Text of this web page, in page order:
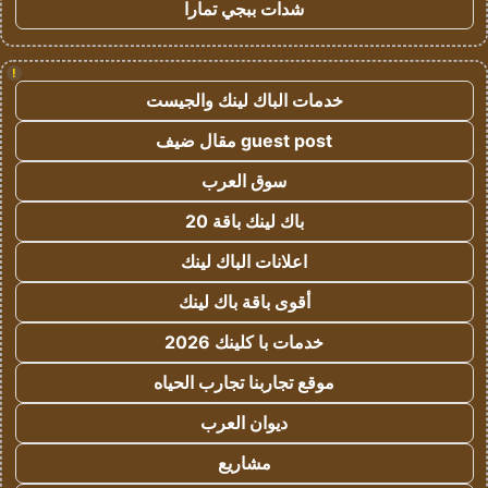
شدات ببجي تمارا
!
خدمات الباك لينك والجيست
guest post مقال ضيف
سوق العرب
باك لينك باقة 20
اعلانات الباك لينك
أقوى باقة باك لينك
خدمات با كلينك 2026
موقع تجاربنا تجارب الحياه
ديوان العرب
مشاريع